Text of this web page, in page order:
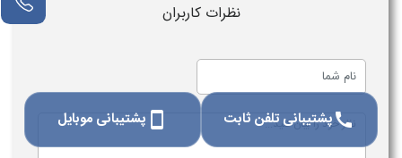
نظرات کاربران
callپشتیبانی تلفن ثابت smartphone پشتیبانی موبایل